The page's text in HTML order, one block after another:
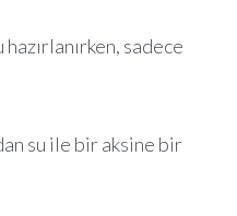
sadece
su ile bir aksine bir